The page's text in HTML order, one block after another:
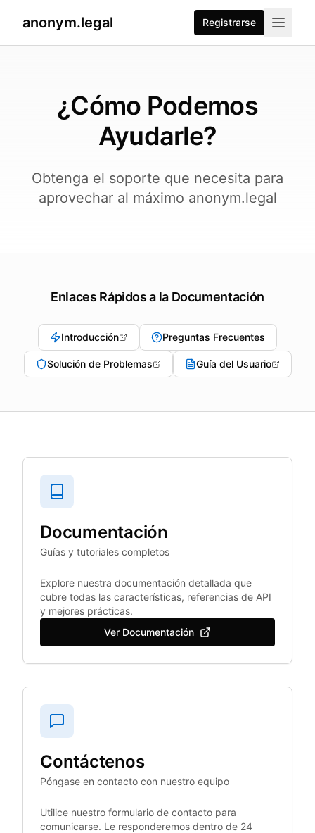
anonym.legal Registrarse
¿Cómo Podemos
Ayudarle?
Obtenga el soporte que necesita para
aprovechar al máximo anonym.legal
Enlaces Rápidos a la Documentación
Introducción Preguntas Frecuentes
Solución de Problemas Guía del Usuario
Documentación
Guías y tutoriales completos
Explore nuestra documentación detallada que
cubre todas las características, referencias de API
y mejores prácticas.
Ver Documentación
Contáctenos
Póngase en contacto con nuestro equipo
Utilice nuestro formulario de contacto para
comunicarse. Le responderemos dentro de 24